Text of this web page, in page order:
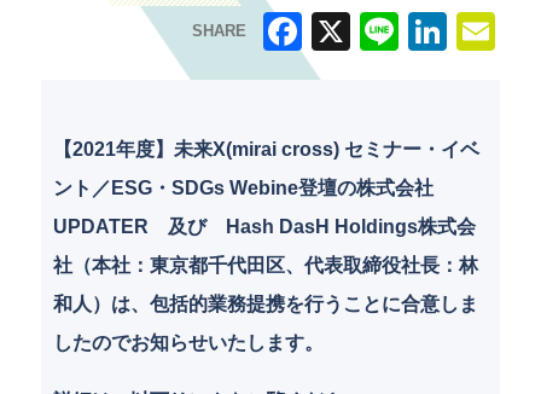
SHARE
F
c
e
b
o
o
k
e
k
e
dI
n
ai
【2021年度】未来X(mirai cross) セミナー・イベ
ント／ESG・SDGs Webine登壇の株式会社
UPDATER 及び Hash DasH Holdings株式会
社（本社：東京都千代田区、代表取締役社長：林
和人）は、包括的業務提携を行うことに合意しま
したのでお知らせいたします。